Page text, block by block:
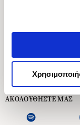
Εξυπηρέτηση Πελατών
ΑΚΟΛΟΥΘΗΣΤΕ ΜΑΣ